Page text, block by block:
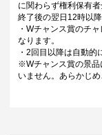
に関わらず権利保有
終了後の翌日12時以降
・Wチャンス賞のチ
なります。
・2回目以降は自動的
※Wチャンス賞の景品
いません。あらかじめ